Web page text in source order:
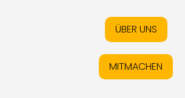
ÜBER UNS
MITMACHEN